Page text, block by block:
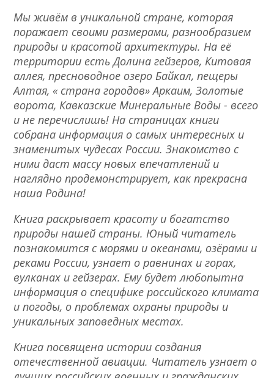
Мы живём в уникальной стране, которая
поражает своими размерами, разнообразием
природы и красотой архитектуры. На её
территории есть Долина гейзеров, Китовая
аллея, пресноводное озеро Байкал, пещеры
Алтая, « страна городов» Аркаим, Золотые
ворота, Кавказские Минеральные Воды - всего
и не перечислишь! На страницах книги
собрана информация о самых интересных и
знаменитых чудесах России. Знакомство с
ними даст массу новых впечатлений и
наглядно продемонстрирует, как прекрасна
наша Родина!
Книга раскрывает красоту и богатство
природы нашей страны. Юный читатель
познакомится с морями и океанами, озёрами и
реками России, узнает о равнинах и горах,
вулканах и гейзерах. Ему будет любопытна
информация о специфике российского климата
и погоды, о проблемах охраны природы и
уникальных заповедных местах.
Книга посвящена истории создания
отечественной авиации. Читатель узнает о